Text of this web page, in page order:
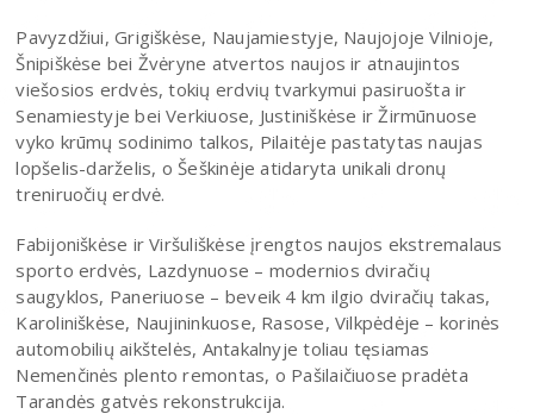
Pavyzdžiui, Grigiškėse, Naujamiestyje, Naujojoje Vilnioje,
Šnipiškėse bei Žvėryne atvertos naujos ir atnaujintos
viešosios erdvės, tokių erdvių tvarkymui pasiruošta ir
Senamiestyje bei Verkiuose, Justiniškėse ir Žirmūnuose
vyko krūmų sodinimo talkos, Pilaitėje pastatytas naujas
lopšelis-darželis, o Šeškinėje atidaryta unikali dronų
treniruočių erdvė.
Fabijoniškėse ir Viršuliškėse įrengtos naujos ekstremalaus
sporto erdvės, Lazdynuose – modernios dviračių
saugyklos, Paneriuose – beveik 4 km ilgio dviračių takas,
Karoliniškėse, Naujininkuose, Rasose, Vilkpėdėje – korinės
automobilių aikštelės, Antakalnyje toliau tęsiamas
Nemenčinės plento remontas, o Pašilaičiuose pradėta
Tarandės gatvės rekonstrukcija.